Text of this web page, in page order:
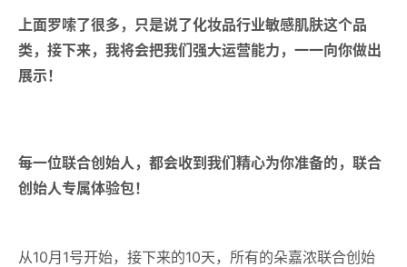
上面罗嗦了很多，只是说了化妆品行业敏感肌肤这个品
类，接下来，我将会把我们强大运营能力，一一向你做出
展示！
每一位联合创始人，都会收到我们精心为你准备的，联合
创始人专属体验包！
从10月1号开始，接下来的10天，所有的朵嘉浓联合创始